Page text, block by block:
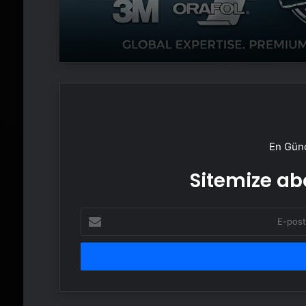
En
Sitemize
posta
adresinizi